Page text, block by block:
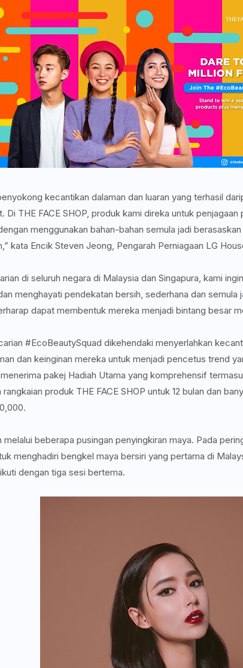
kecantikan dalaman dan luaran yang terhasil
Di THE FACE SHOP, produk kami direka untuk
menggunakan bahan-bahan semula jadi
kata Encik Steven Jeong, Pengarah Perniagaan LG
di seluruh negara di Malaysia dan Singapura, kami
menghayati pendekatan bersih, sederhana dan semula
dapat membentuk mereka menjadi bintang besar
#EcoBeautySquad dikehendaki menyerlahkan
dan keinginan mereka untuk menjadi pencetus trend
pakej Hadiah Utama yang komprehensif
rangkaian produk THE FACE SHOP untuk 12 bulan dan
melalui beberapa pusingan penyingkiran maya. Pada
menghadiri bengkel maya bersiri yang pertama di
dengan tiga sesi bertema.